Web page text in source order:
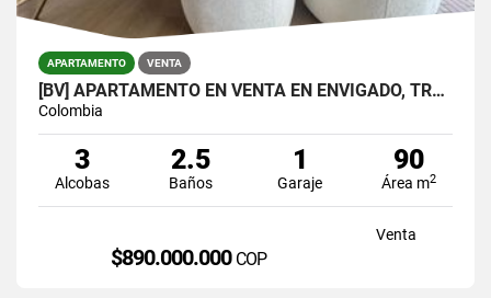
APARTAMENTO VENTA
[BV] APARTAMENTO EN VENTA EN ENVIGADO, TRANSVERSAL INTERMEDIA
Colombia
3
Alcobas
2.5
Baños
1
Garaje
90
Área m2
Venta
$890.000.000 COP